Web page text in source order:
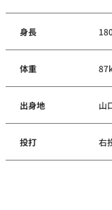
身長
体重
出身地 山
投打 右